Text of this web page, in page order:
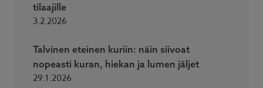
tilaajille
3.2.2026
Talvinen eteinen kuriin: näin siivoat
nopeasti kuran, hiekan ja lumen jäljet
29.1.2026